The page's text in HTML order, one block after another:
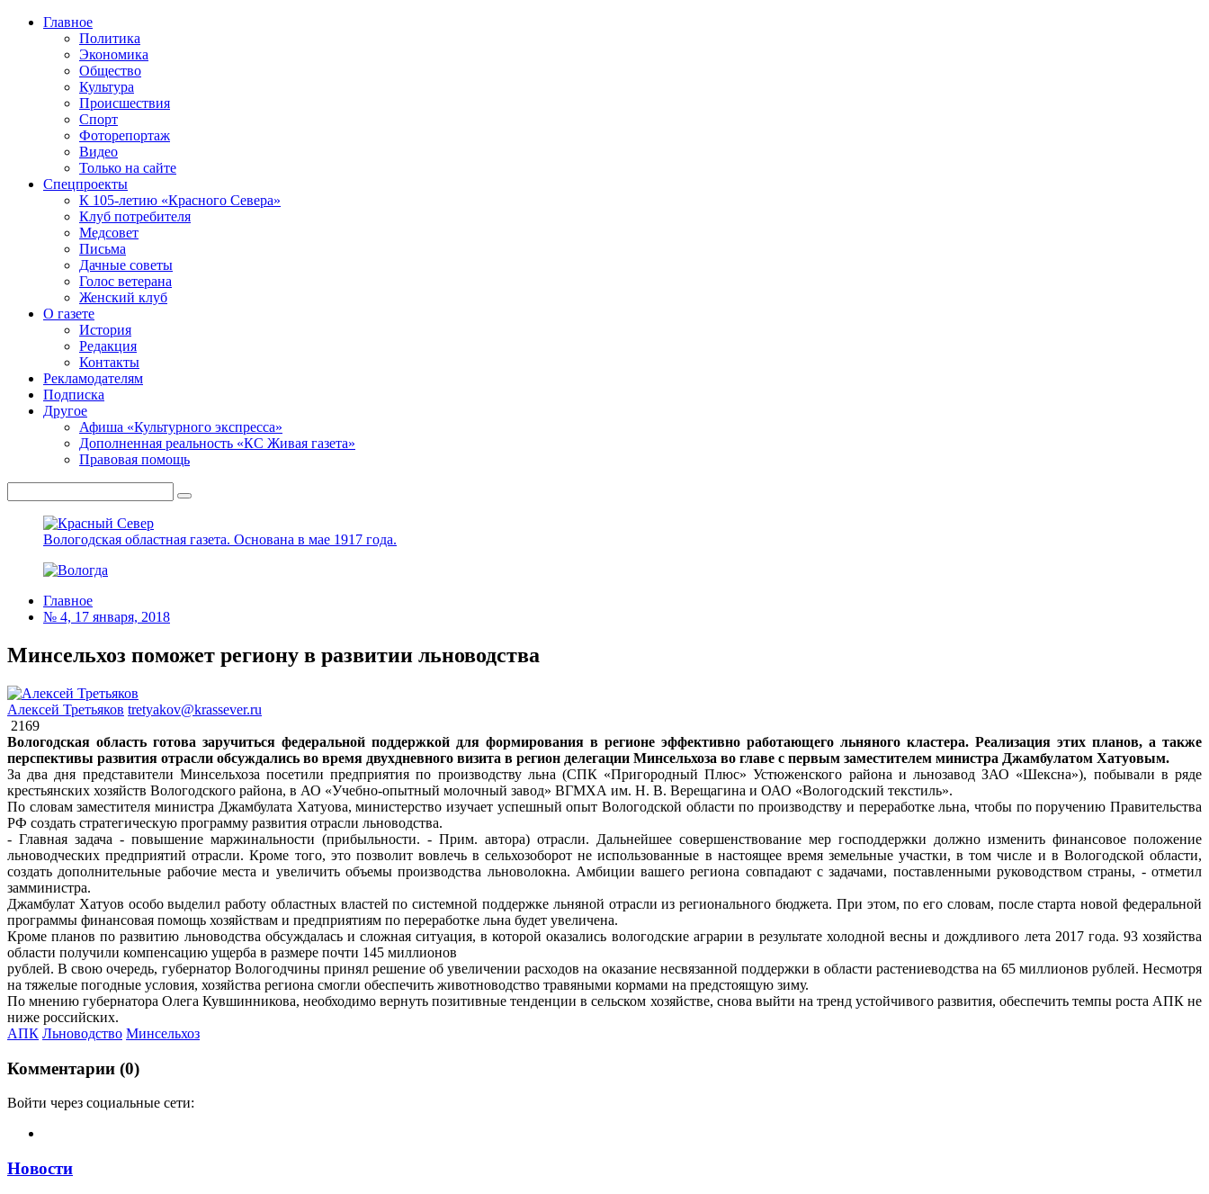
Главное
Политика
Экономика
Общество
Культура
Происшествия
Спорт
Фоторепортаж
Видео
Только на сайте
Спецпроекты
К 105-летию «Красного Севера»
Клуб потребителя
Медсовет
Письма
Дачные советы
Голос ветерана
Женский клуб
О газете
История
Редакция
Контакты
Рекламодателям
Подписка
Другое
Афиша «Культурного экспресса»
Дополненная реальность «КС Живая газета»
Правовая помощь
Вологодская областная газета. Основана в мае 1917 года.
Главное
№ 4, 17 января, 2018
Минсельхоз поможет региону в развитии льноводства
Алексей Третьяков tretyakov@krassever.ru
2169
Вологодская область готова заручиться федеральной поддержкой для формирования в регионе эффективно работающего льняного кластера. Реализация этих планов, а также
перспективы развития отрасли обсуждались во время двухдневного визита в регион делегации Минсельхоза во главе с первым заместителем министра Джамбулатом Хатуовым.
За два дня представители Минсельхоза посетили предприятия по производству льна (СПК «Пригородный Плюс» Устюженского района и льнозавод ЗАО «Шексна»), побывали в ряде
крестьянских хозяйств Вологодского района, в АО «Учебно-опытный молочный завод» ВГМХА им. Н. В. Верещагина и ОАО «Вологодский текстиль».
По словам заместителя министра Джамбулата Хатуова, министерство изучает успешный опыт Вологодской области по производству и переработке льна, чтобы по поручению Правительства
РФ создать стратегическую программу развития отрасли льноводства.
- Главная задача - повышение маржинальности (прибыльности. - Прим. автора) отрасли. Дальнейшее совершенствование мер господдержки должно изменить финансовое положение
льноводческих предприятий отрасли. Кроме того, это позволит вовлечь в сельхозоборот не использованные в настоящее время земельные участки, в том числе и в Вологодской области,
создать дополнительные рабочие места и увеличить объемы производства льноволокна. Амбиции вашего региона совпадают с задачами, поставленными руководством страны, - отметил
замминистра.
Джамбулат Хатуов особо выделил работу областных властей по системной поддержке льняной отрасли из регионального бюджета. При этом, по его словам, после старта новой федеральной
программы финансовая помощь хозяйствам и предприятиям по переработке льна будет увеличена.
Кроме планов по развитию льноводства обсуждалась и сложная ситуация, в которой оказались вологодские аграрии в результате холодной весны и дождливого лета 2017 года. 93 хозяйства
области получили компенсацию ущерба в размере почти 145 миллионов
рублей. В свою очередь, губернатор Вологодчины принял решение об увеличении расходов на оказание несвязанной поддержки в области растениеводства на 65 миллионов рублей. Несмотря
на тяжелые погодные условия, хозяйства региона смогли обеспечить животноводство травяными кормами на предстоящую зиму.
По мнению губернатора Олега Кувшинникова, необходимо вернуть позитивные тенденции в сельском хозяйстве, снова выйти на тренд устойчивого развития, обеспечить темпы роста АПК не
ниже российских.
АПК Льноводство Минсельхоз
Комментарии (0)
Войти через социальные сети:
Новости